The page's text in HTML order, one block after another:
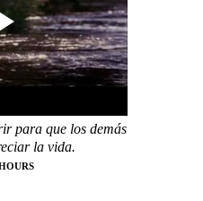
para que los demás
la vida.